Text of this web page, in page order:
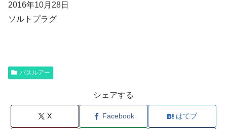
2016年10月28日
ソルトプラグ
バスルアー
シェアする
X Facebook はてブ